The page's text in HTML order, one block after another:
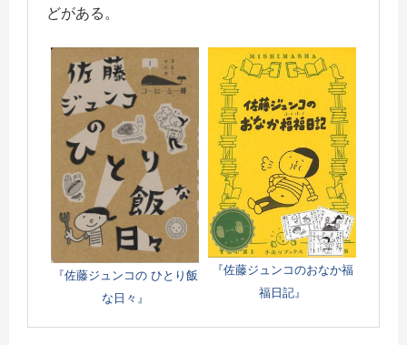
どがある。
『佐藤ジュンコの ひとり飯
な日々』
『佐藤ジュンコのおなか福
福日記』